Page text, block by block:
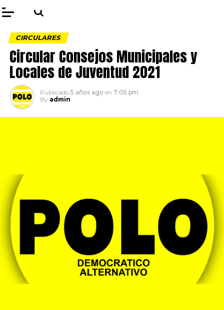
CIRCULARES
Circular Consejos Municipales y
Locales de Juventud 2021
Publicado 5 años ago en 7:05 pm
By admin